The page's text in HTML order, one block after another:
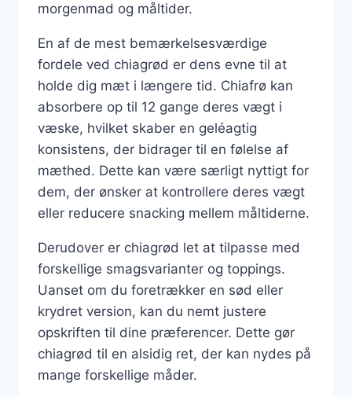
morgenmad og måltider.
En af de mest bemærkelsesværdige
fordele ved chiagrød er dens evne til at
holde dig mæt i længere tid. Chiafrø kan
absorbere op til 12 gange deres vægt i
væske, hvilket skaber en geléagtig
konsistens, der bidrager til en følelse af
mæthed. Dette kan være særligt nyttigt for
dem, der ønsker at kontrollere deres vægt
eller reducere snacking mellem måltiderne.
Derudover er chiagrød let at tilpasse med
forskellige smagsvarianter og toppings.
Uanset om du foretrækker en sød eller
krydret version, kan du nemt justere
opskriften til dine præferencer. Dette gør
chiagrød til en alsidig ret, der kan nydes på
mange forskellige måder.